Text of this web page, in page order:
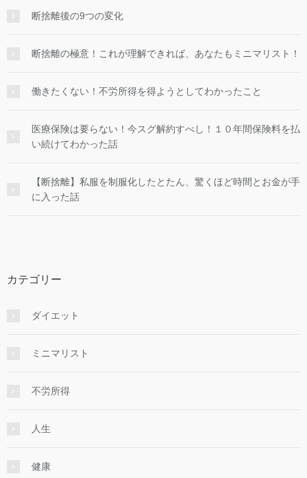
断捨離後の9つの変化
断捨離の極意！これが理解できれば、あなたもミニマリスト！
働きたくない！不労所得を得ようとしてわかったこと
医療保険は要らない！今スグ解約すべし！１０年間保険料を払
い続けてわかった話
【断捨離】私服を制服化したとたん、驚くほど時間とお金が手
に入った話
カテゴリー
ダイエット
ミニマリスト
不労所得
人生
健康